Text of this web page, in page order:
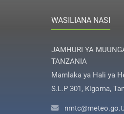
WASILIANA NASI
JAMHURI YA
TANZANIA
Mamlaka ya Hali ya
S.L.P 301, Kigoma,